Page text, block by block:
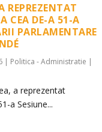
REPREZENTAT
CEA DE-A 51-A
PARLAMENTARE
| Politica - Administratie |
a reprezentat
a Sesiune...